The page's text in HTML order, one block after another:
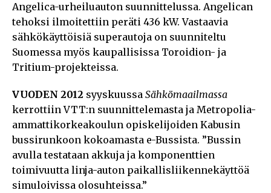
Angelica-urheiluauton suunnittelussa. Angelican
tehoksi ilmoitettiin peräti 436 kW. Vastaavia
sähkökäyttöisiä superautoja on suunniteltu
Suomessa myös kaupallisissa Toroidion- ja
Tritium-projekteissa.
VUODEN 2012 syyskuussa Sähkömaailmassa
kerrottiin VTT:n suunnittelemasta ja Metropolia-
ammattikorkeakoulun opiskelijoiden Kabusin
bussirunkoon kokoamasta e-Bussista. ”Bussin
avulla testataan akkuja ja komponenttien
toimivuutta linja-auton paikallisliikennekäyttöä
simuloivissa olosuhteissa.”